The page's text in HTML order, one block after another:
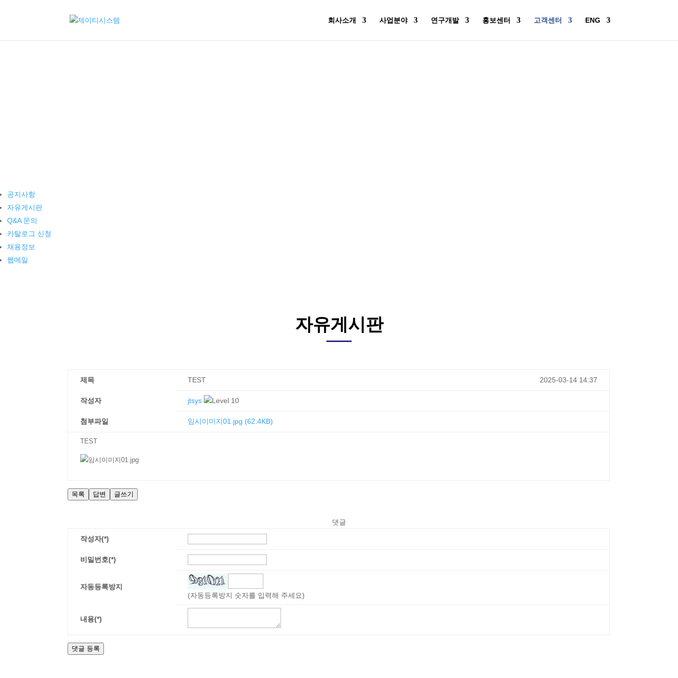
회사소개 사업분야 연구개발 홍보센터 고객센터 ENG
공지사항
자유게시판
Q&A 문의
카탈로그 신청
채용정보
웹메일
자유게시판
제목 TEST 2025-03-14 14:37
작성자 jtsys
첨부파일 임시이미지01.jpg (62.4KB)
TEST
목록 답변 글쓰기
댓글
작성자(*)
비밀번호(*)
자동등록방지
(자동등록방지 숫자를 입력해 주세요)
내용(*)
댓글 등록